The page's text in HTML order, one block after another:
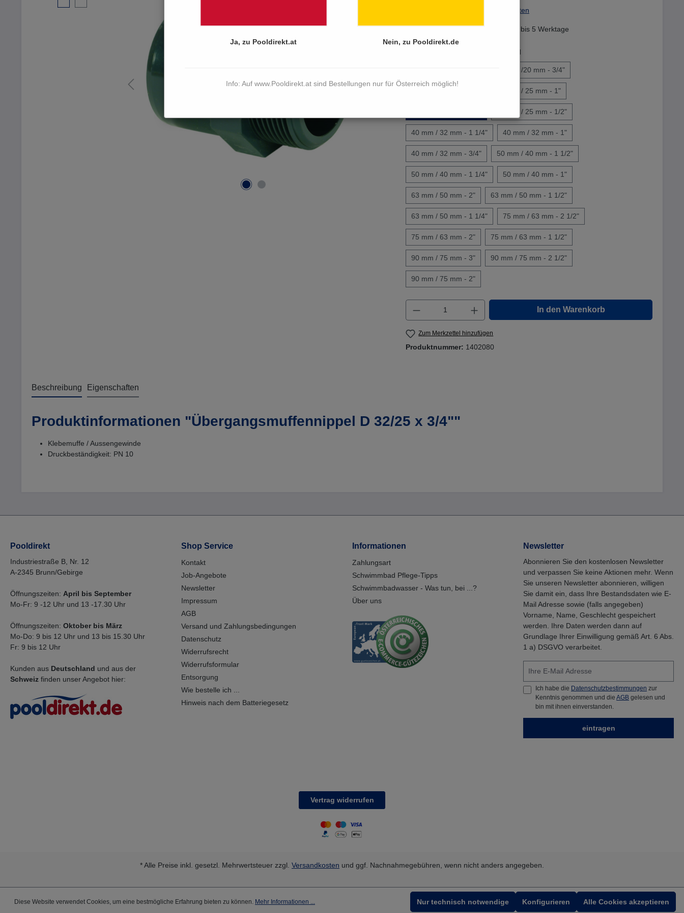
Ja, zu Pooldirekt.at Nein, zu Pooldirekt.de
Info: Auf www.Pooldirekt.at sind Bestellungen nur für Österreich möglich!
Preise inkl. MwSt. zzgl. Versandkosten
Sofort versandfertig, Lieferzeit 3 bis 5 Werktage
Dimension D mm / d mm - AG Zoll
25 mm /20 mm - 3/4"
32 mm / 25 mm - 1"
32 mm / 25 mm - 1/2"
40 mm / 32 mm - 1 1/4" 40 mm / 32 mm - 1"
40 mm / 32 mm - 3/4" 50 mm / 40 mm - 1 1/2"
50 mm / 40 mm - 1 1/4" 50 mm / 40 mm - 1"
63 mm / 50 mm - 2" 63 mm / 50 mm - 1 1/2"
63 mm / 50 mm - 1 1/4" 75 mm / 63 mm - 2 1/2"
75 mm / 63 mm - 2" 75 mm / 63 mm - 1 1/2"
90 mm / 75 mm - 3" 90 mm / 75 mm - 2 1/2"
90 mm / 75 mm - 2"
Produkt Anzahl: Gib den gewünschten Wert ein
In den Warenkorb
Zum Merkzettel hinzufügen
Produktnummer: 1402080
Beschreibung Eigenschaften
Produktinformationen "Übergangsmuffennippel D 32/25 x 3/4""
Klebemuffe / Aussengewinde
Druckbeständigkeit: PN 10
Pooldirekt
Industriestraße B, Nr. 12
A-2345 Brunn/Gebirge
Öffnungszeiten: April bis September
Mo-Fr: 9 -12 Uhr und 13 -17.30 Uhr
Öffnungszeiten: Oktober bis März
Mo-Do: 9 bis 12 Uhr und 13 bis 15.30 Uhr
Fr: 9 bis 12 Uhr
Kunden aus Deutschland und aus der
Schweiz finden unser Angebot hier:
Shop Service
Kontakt
Job-Angebote
Newsletter
Impressum
AGB
Versand und Zahlungsbedingungen
Datenschutz
Widerrufsrecht
Widerrufsformular
Entsorgung
Wie bestelle ich ...
Hinweis nach dem Batteriegesetz
Informationen
Zahlungsart
Schwimmbad Pflege-Tipps
Schwimmbadwasser - Was tun, bei ...?
Über uns
Newsletter
Abonnieren Sie den kostenlosen Newsletter
und verpassen Sie keine Aktionen mehr. Wenn
Sie unseren Newsletter abonnieren, willigen
Sie damit ein, dass Ihre Bestandsdaten wie E-
Mail Adresse sowie (falls angegeben)
Vorname, Name, Geschlecht gespeichert
werden. Ihre Daten werden dann auf
Grundlage Ihrer Einwilligung gemäß Art. 6 Abs.
1 a) DSGVO verarbeitet.
Ich habe die Datenschutzbestimmungen zur
Kenntnis genommen und die AGB gelesen und
bin mit ihnen einverstanden.
eintragen
Vertrag widerrufen
* Alle Preise inkl. gesetzl. Mehrwertsteuer zzgl. Versandkosten und ggf. Nachnahmegebühren, wenn nicht anders angegeben.
Diese Website verwendet Cookies, um eine bestmögliche Erfahrung bieten zu können. Mehr Informationen ... Nur technisch notwendige Konfigurieren Alle Cookies akzeptieren